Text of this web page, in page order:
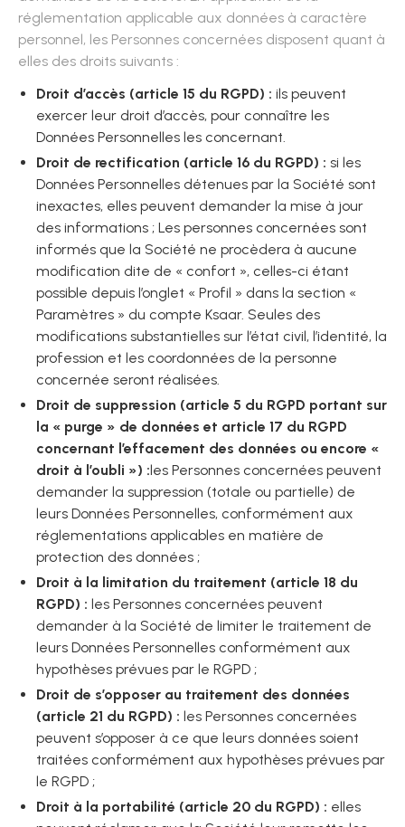
réglementation applicable aux données à caractère
personnel, les Personnes concernées disposent quant à
elles des droits suivants :
Droit d’accès (article 15 du RGPD) : ils peuvent
exercer leur droit d’accès, pour connaître les
Données Personnelles les concernant.
Droit de rectification (article 16 du RGPD) : si les
Données Personnelles détenues par la Société sont
inexactes, elles peuvent demander la mise à jour
des informations ; Les personnes concernées sont
informés que la Société ne procèdera à aucune
modification dite de « confort », celles-ci étant
possible depuis l’onglet « Profil » dans la section «
Paramètres » du compte Ksaar. Seules des
modifications substantielles sur l’état civil, l’identité, la
profession et les coordonnées de la personne
concernée seront réalisées.
Droit de suppression (article 5 du RGPD portant sur
la « purge » de données et article 17 du RGPD
concernant l’effacement des données ou encore «
droit à l’oubli ») :les Personnes concernées peuvent
demander la suppression (totale ou partielle) de
leurs Données Personnelles, conformément aux
réglementations applicables en matière de
protection des données ;
Droit à la limitation du traitement (article 18 du
RGPD) : les Personnes concernées peuvent
demander à la Société de limiter le traitement de
leurs Données Personnelles conformément aux
hypothèses prévues par le RGPD ;
Droit de s’opposer au traitement des données
(article 21 du RGPD) : les Personnes concernées
peuvent s’opposer à ce que leurs données soient
traitées conformément aux hypothèses prévues par
le RGPD ;
Droit à la portabilité (article 20 du RGPD) : elles